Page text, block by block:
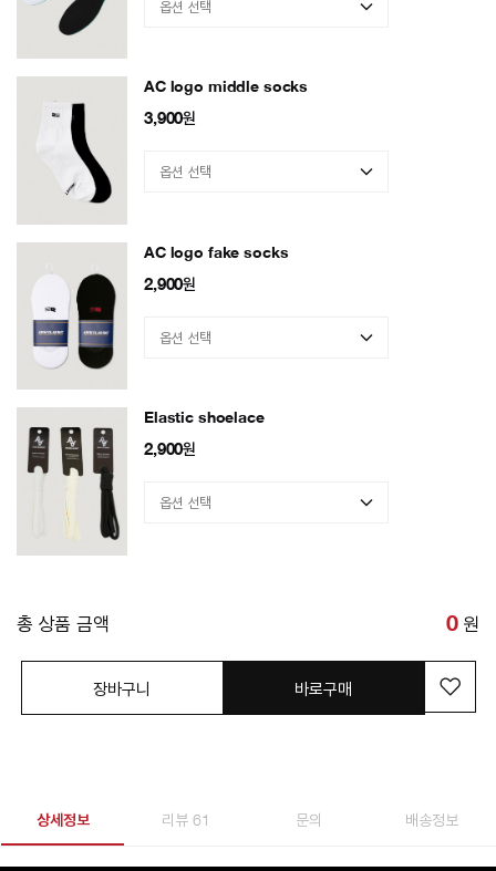
AC logo middle socks
3,900원
AC logo fake socks
2,900원
Elastic shoelace
2,900원
총 상품 금액 0 원
장바구니 바로구매
상세정보 리뷰 61 문의 배송정보